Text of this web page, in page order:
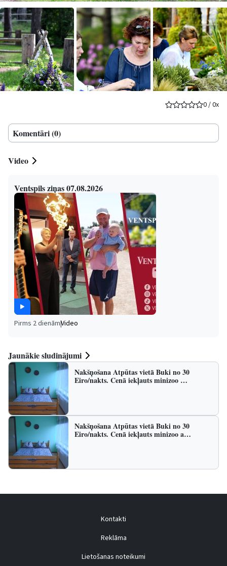
0/0x
Komentāri (0)
Video
Ventspils ziņas 07.08.2026
Pirms 2 dienām|Video
Jaunākie sludinājumi
Nakšņošana Atpūtas vietā Buki no 30
Eiro/nakts. Cenā iekļauts minizoo …
Nakšņošana Atpūtas vietā Buki no 30
Eiro/nakts. Cenā iekļauts minizoo a…
Kontakti
Reklāma
Lietošanas noteikumi